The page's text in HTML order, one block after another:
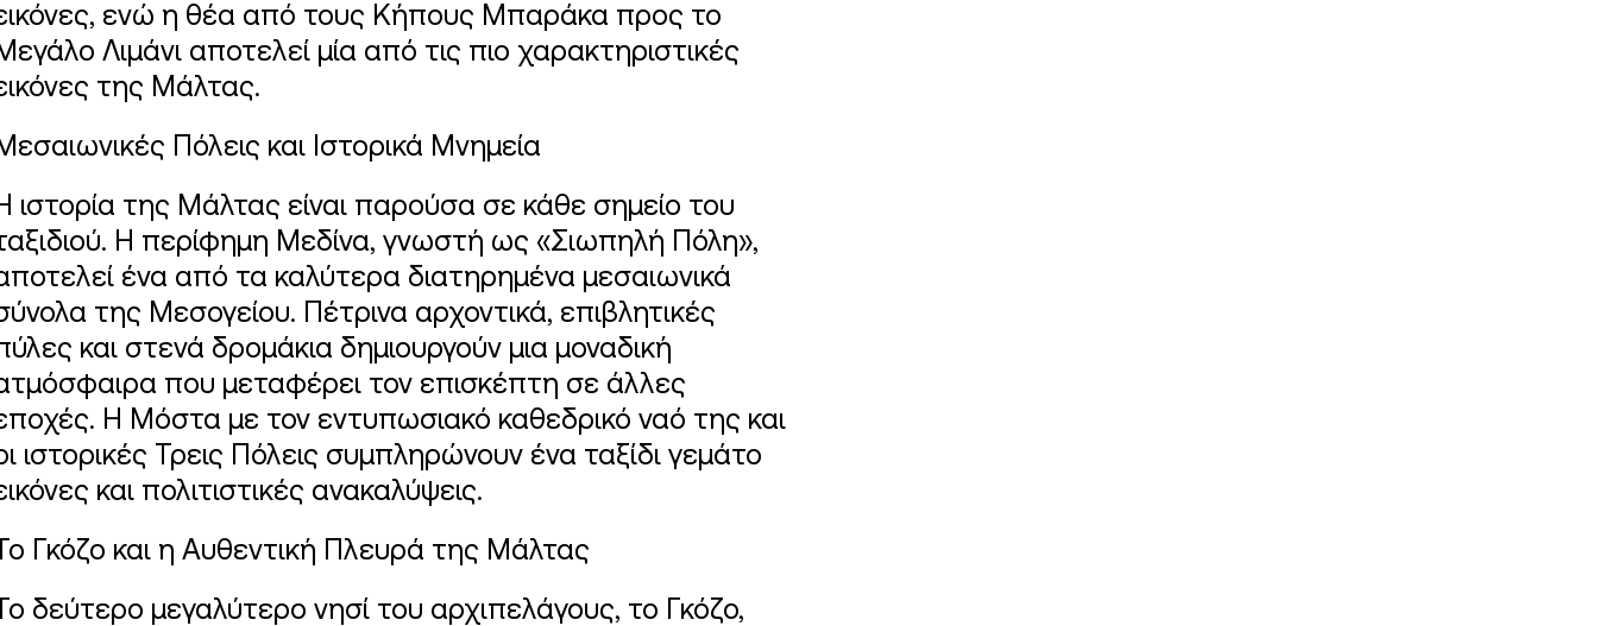
ενώ η θέα από τους Κήπους Μπαράκα προς το
Λιμάνι αποτελεί μία από τις πιο χαρακτηριστικές
της Μάλτας.
Πόλεις και Ιστορικά Μνημεία
ιστορία της Μάλτας είναι παρούσα σε κάθε σημείο του
Η περίφημη Μεδίνα, γνωστή ως «Σιωπηλή Πόλη»,
ένα από τα καλύτερα διατηρημένα μεσαιωνικά
της Μεσογείου. Πέτρινα αρχοντικά, επιβλητικές
και στενά δρομάκια δημιουργούν μια μοναδική
που μεταφέρει τον επισκέπτη σε άλλες
Η Μόστα με τον εντυπωσιακό καθεδρικό ναό της και
ιστορικές Τρεις Πόλεις συμπληρώνουν ένα ταξίδι γεμάτο
και πολιτιστικές ανακαλύψεις.
Γκόζο και η Αυθεντική Πλευρά της Μάλτας
δεύτερο μεγαλύτερο νησί του αρχιπελάγους, το Γκόζο,